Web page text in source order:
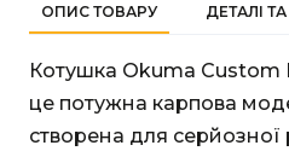
ОПИС ТОВАРУ ДЕТАЛІ
Котушка Okuma Custom
це потужна карпова
створена для серйозної